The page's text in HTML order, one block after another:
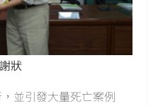
狀
並引發大量死亡案例